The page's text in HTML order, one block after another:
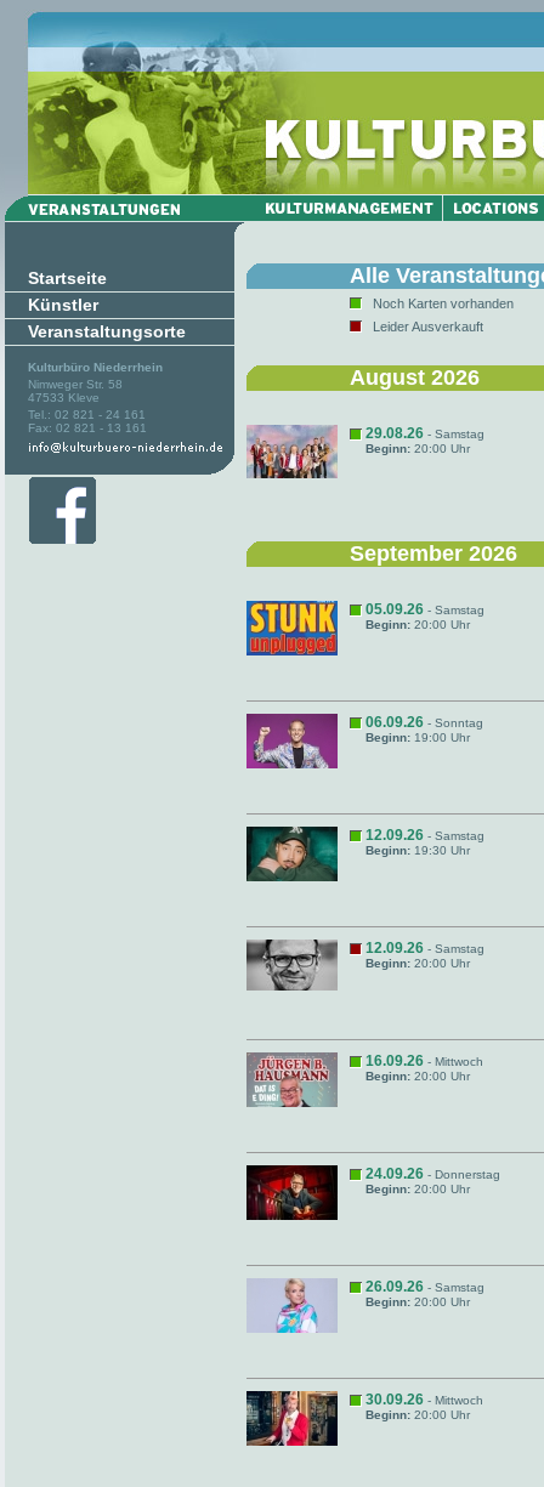
Startseite
Künstler
Veranstaltungsorte
Kulturbüro Niederrhein
Nimweger Str. 58
47533 Kleve
Tel.: 02 821 - 24 161
Fax: 02 821 - 13 161
Alle
Noch Karten vorhanden
Leider Ausverkauft
August 2026
29.08.26 - Samstag
Beginn: 20:00 Uhr
September 2026
05.09.26 - Samstag
Beginn: 20:00 Uhr
06.09.26 - Sonntag
Beginn: 19:00 Uhr
12.09.26 - Samstag
Beginn: 19:30 Uhr
12.09.26 - Samstag
Beginn: 20:00 Uhr
16.09.26 - Mittwoch
Beginn: 20:00 Uhr
24.09.26 - Donnerstag
Beginn: 20:00 Uhr
26.09.26 - Samstag
Beginn: 20:00 Uhr
30.09.26 - Mittwoch
Beginn: 20:00 Uhr